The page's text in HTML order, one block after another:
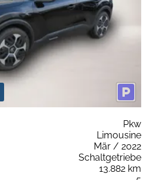
Pkw
Limousine
Mär / 2022
Schaltgetriebe
13.882 km